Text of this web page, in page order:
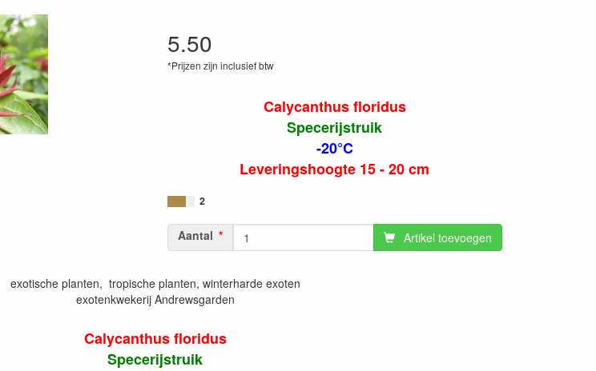
5.50
*Prijzen zijn inclusief btw
Calycanthus floridus
Specerijstruik
-20°C
Leveringshoogte 15 - 20 cm
2
Aantal Artikel toevoegen
exotische planten, tropische planten, winterharde exoten
exotenkwekerij Andrewsgarden
Calycanthus floridus
Specerijstruik